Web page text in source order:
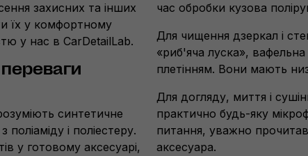
захисних та інших
їх у комфортному
у нас в CarDetailLab.
синтетичне
і поліестеру.
у готовому аксесуарі,
час обробки кузова
Для чищення дзеркал і
«риб'яча луска»,
плетінням. Вони мають
Для догляду, миття і
практично будь-яку
питання, уважно
аксесуара.